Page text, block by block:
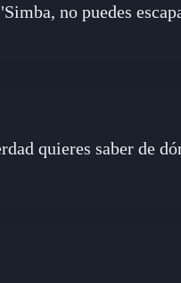
no puedes
quieres saber de